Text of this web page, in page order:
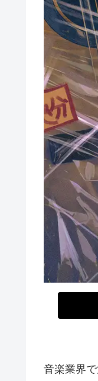
音楽業界